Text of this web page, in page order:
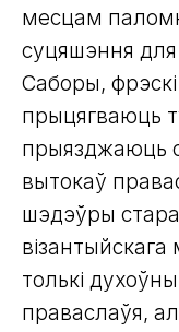
месцам
суцяшэння для
Саборы, фрэскі
прыцягваюць
прыязджаюць
вытокаў
шэдэўры
толькі
праваслаўя,